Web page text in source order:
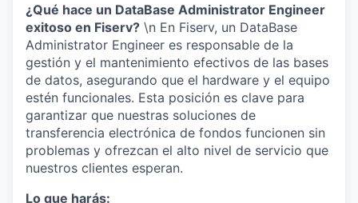
¿Qué hace un DataBase Administrator Engineer
exitoso en Fiserv? \n En Fiserv, un DataBase
Administrator Engineer es responsable de la
gestión y el mantenimiento efectivos de las bases
de datos, asegurando que el hardware y el equipo
estén funcionales. Esta posición es clave para
garantizar que nuestras soluciones de
transferencia electrónica de fondos funcionen sin
problemas y ofrezcan el alto nivel de servicio que
nuestros clientes esperan.
Lo que harás: